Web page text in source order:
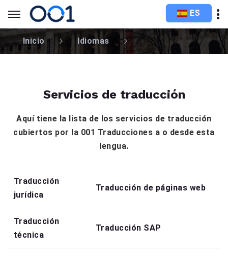
ES
Inicio Idiomas
Servicios de traducción
Aquí tiene la lista de los servicios de traducción
cubiertos por la 001 Traducciones a o desde esta
lengua.
Traducción
jurídica
Traducción de páginas web
Traducción
técnica
Traducción SAP